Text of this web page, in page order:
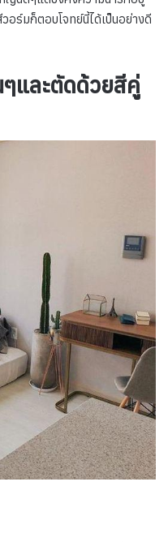
อร์มก็ตอบโจทย์นี้ได้เป็นอย่างดี
และตัดด้วยสีคู่